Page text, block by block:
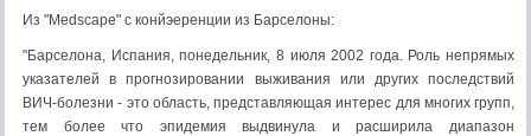
Из "Medscape" с конйэеренции из Барселоны:
"Барселона, Испания, понедельник, 8 июля 2002 года. Роль непрямых
указателей в прогнозировании выживания или других последствий
ВИЧ-болезни - это область, представляющая интерес для многих групп,
тем более что эпидемия выдвинула и расширила диапазон